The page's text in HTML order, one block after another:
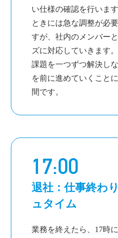
い仕様の確認を行います
ときには急な調整が必
すが、社内のメンバー
ズに対応していきます。
課題を一つずつ解決し
を前に進めていくこと
間です。
17:00
退社：仕事終わ
ュタイム
業務を終えたら、17時